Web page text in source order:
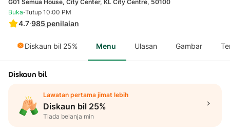
G01 Semua House, City Center, KL City Centre, 50100
4.7·985 penilaian
Buka·Tutup 10:00 PM
Diskaun bil 25% Menu Ulasan Gambar
Diskaun bil
Lawatan pertama jimat lebih
Diskaun bil 25%
Tiada belanja min